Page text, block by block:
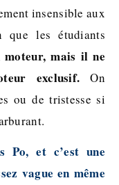
insensible aux
que les étudiants
moteur, mais il ne
exclusif. On
ou de tristesse si
Po, et c’est une
vague en même